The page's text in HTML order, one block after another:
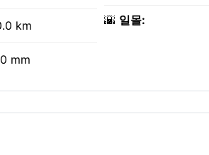
km
mm
🌇 일몰: